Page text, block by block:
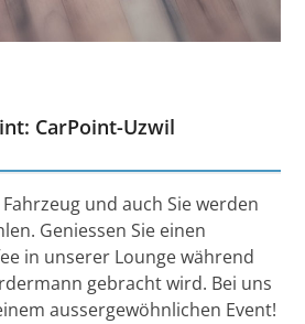
CarPoint-Uzwil
und auch Sie werden
Geniessen Sie einen
in unserer Lounge während
gebracht wird. Bei uns
aussergewöhnlichen Event!